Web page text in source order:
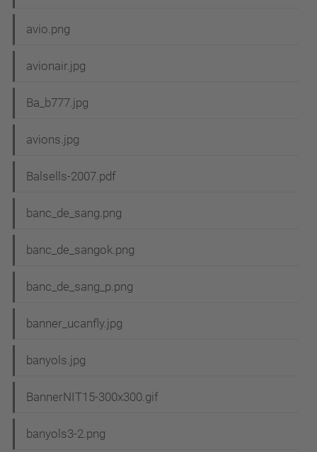
avio.png
avionair.jpg
Ba_b777.jpg
avions.jpg
Balsells-2007.pdf
banc_de_sang.png
banc_de_sangok.png
banc_de_sang_p.png
banner_ucanfly.jpg
banyols.jpg
BannerNIT15-300x300.gif
banyols3-2.png